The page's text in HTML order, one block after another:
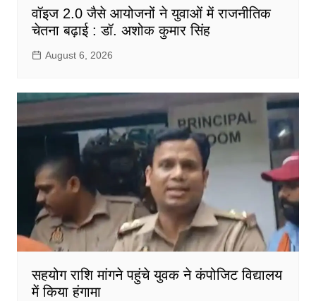
वॉइज 2.0 जैसे आयोजनों ने युवाओं में राजनीतिक
चेतना बढ़ाई : डॉ. अशोक कुमार सिंह
August 6, 2026
सहयोग राशि मांगने पहुंचे युवक ने कंपोजिट विद्यालय
में किया हंगामा